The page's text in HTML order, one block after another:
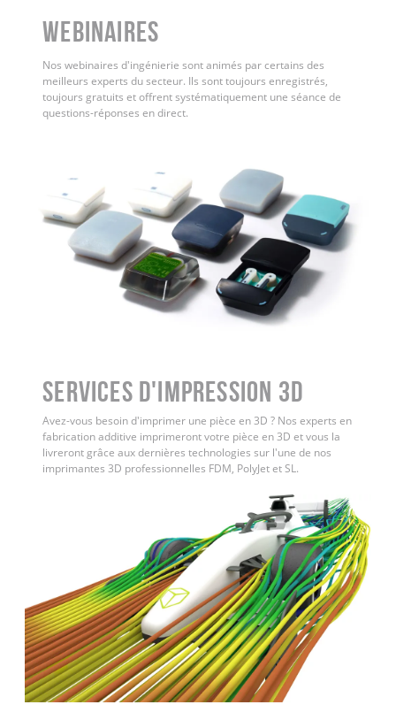
WEBINAIRES
Nos webinaires d'ingénierie sont animés par certains des
meilleurs experts du secteur. Ils sont toujours enregistrés,
toujours gratuits et offrent systématiquement une séance de
questions-réponses en direct.
Services d'impression 3D
Avez-vous besoin d'imprimer une pièce en 3D ? Nos experts en
fabrication additive imprimeront votre pièce en 3D et vous la
livreront grâce aux dernières technologies sur l'une de nos
imprimantes 3D professionnelles FDM, PolyJet et SL.